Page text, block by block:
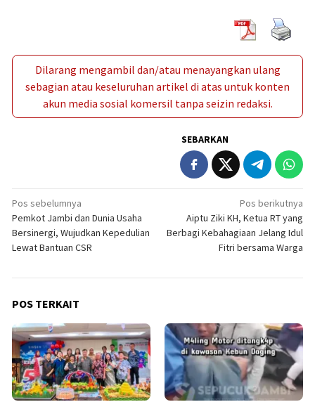
Dilarang mengambil dan/atau menayangkan ulang
sebagian atau keseluruhan artikel di atas untuk konten
akun media sosial komersil tanpa seizin redaksi.
SEBARKAN
Navigasi
pos
Pos sebelumnya
Pemkot Jambi dan Dunia Usaha
Bersinergi, Wujudkan Kepedulian
Lewat Bantuan CSR
Pos berikutnya
Aiptu Ziki KH, Ketua RT yang
Berbagi Kebahagiaan Jelang Idul
Fitri bersama Warga
POS TERKAIT